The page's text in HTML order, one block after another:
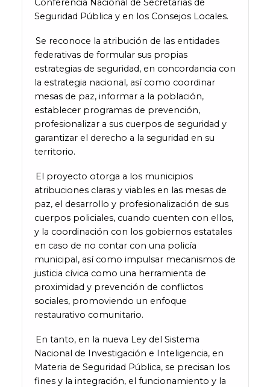
Conferencia Nacional de Secretarías de
Seguridad Pública y en los Consejos Locales.
Se reconoce la atribución de las entidades
federativas de formular sus propias
estrategias de seguridad, en concordancia con
la estrategia nacional, así como coordinar
mesas de paz, informar a la población,
establecer programas de prevención,
profesionalizar a sus cuerpos de seguridad y
garantizar el derecho a la seguridad en su
territorio.
El proyecto otorga a los municipios
atribuciones claras y viables en las mesas de
paz, el desarrollo y profesionalización de sus
cuerpos policiales, cuando cuenten con ellos,
y la coordinación con los gobiernos estatales
en caso de no contar con una policía
municipal, así como impulsar mecanismos de
justicia cívica como una herramienta de
proximidad y prevención de conflictos
sociales, promoviendo un enfoque
restaurativo comunitario.
En tanto, en la nueva Ley del Sistema
Nacional de Investigación e Inteligencia, en
Materia de Seguridad Pública, se precisan los
fines y la integración, el funcionamiento y la